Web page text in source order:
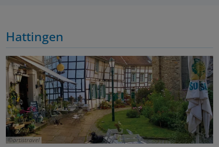
Hattingen
artistravel